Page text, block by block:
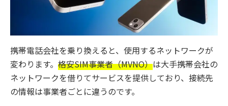
携帯電話会社を乗り換えると、使用するネットワークが
変わります。 格安SIM事業者（MVNO）は大手携帯会社の
ネットワークを借りてサービスを提供しており、接続先
の情報は事業者ごとに違うのです。